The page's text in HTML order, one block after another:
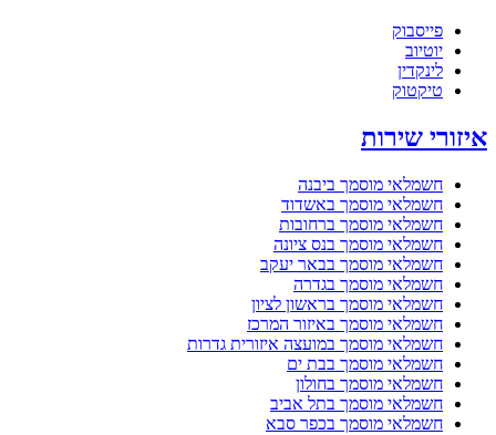
פייסבוק
יוטיוב
לינקדין
טיקטוק
איזורי שירות
חשמלאי מוסמך ביבנה
חשמלאי מוסמך באשדוד
חשמלאי מוסמך ברחובות
חשמלאי מוסמך בנס ציונה
חשמלאי מוסמך בבאר יעקב
חשמלאי מוסמך בגדרה
חשמלאי מוסמך בראשון לציון
חשמלאי מוסמך באיזור המרכז
חשמלאי מוסמך במועצה איזורית גדרות
חשמלאי מוסמך בבת ים
חשמלאי מוסמך בחולון
חשמלאי מוסמך בתל אביב
חשמלאי מוסמך בכפר סבא